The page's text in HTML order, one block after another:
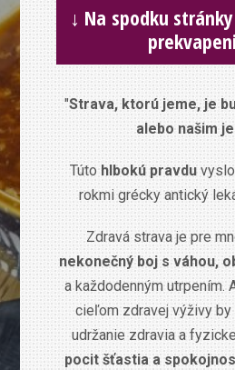
↓ Na spodku
"Strava, ktorú jeme, je
alebo našim
Tútohlbokú pravdu
rokmi grécky antický
Zdravá strava je pre
nekonečný boj s váhou,
a každodenným utrpením.
cieľom zdravej výživy
udržanie zdravia a
pocit šťastia a